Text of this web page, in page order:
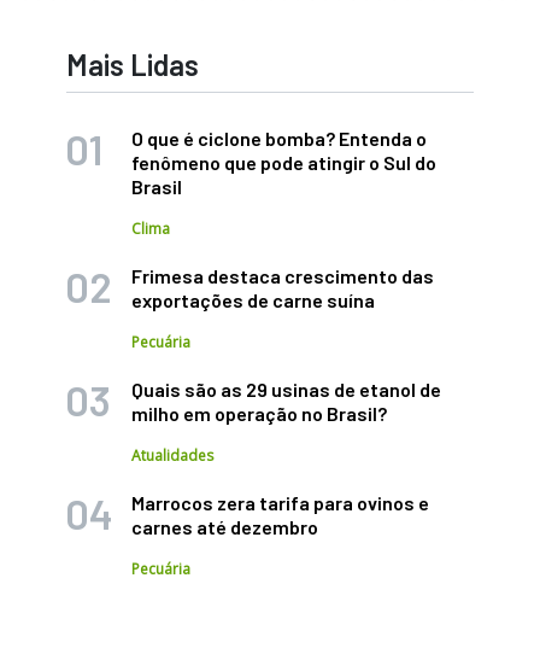
Mais Lidas
O que é ciclone bomba? Entenda o
fenômeno que pode atingir o Sul do
Brasil
Clima
Frimesa destaca crescimento das
exportações de carne suína
Pecuária
Quais são as 29 usinas de etanol de
milho em operação no Brasil?
Atualidades
Marrocos zera tarifa para ovinos e
carnes até dezembro
Pecuária